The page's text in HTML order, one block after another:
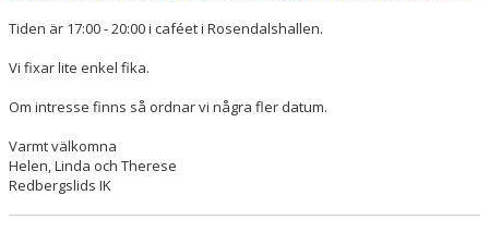
Tiden är 17:00 - 20:00 i caféet i Rosendalshallen.
Vi fixar lite enkel fika.
Om intresse finns så ordnar vi några fler datum.
Varmt välkomna
Helen, Linda och Therese
Redbergslids IK